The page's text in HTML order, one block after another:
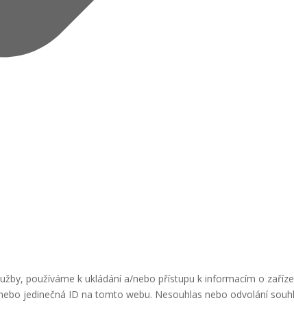
používáme k ukládání a/nebo přístupu k informacím o
jedinečná ID na tomto webu. Nesouhlas nebo odvolání